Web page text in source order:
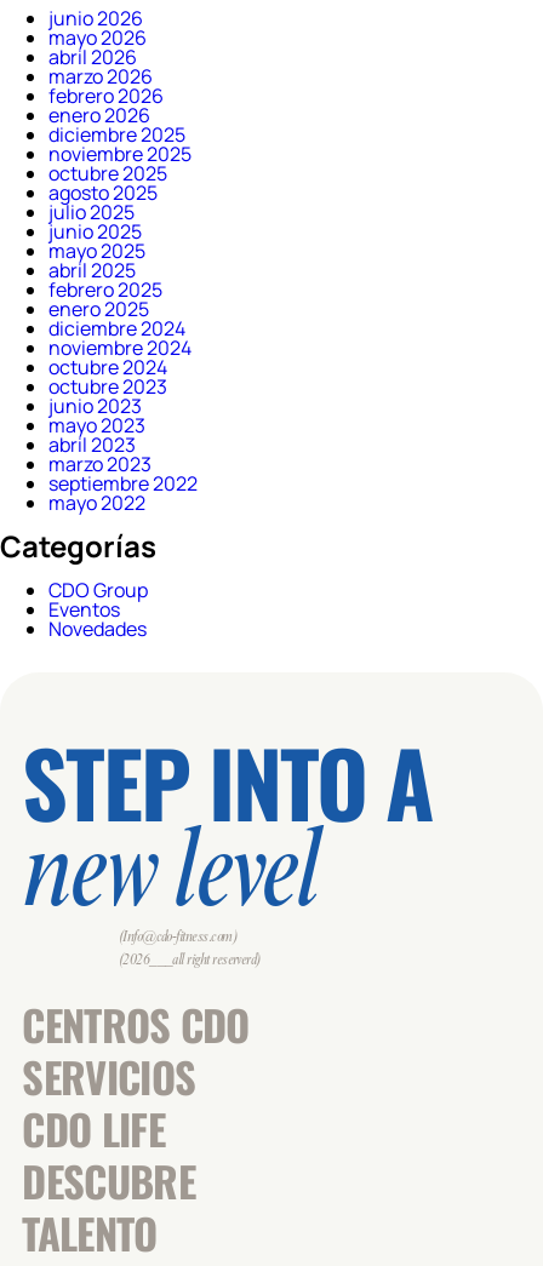
junio 2026
mayo 2026
abril 2026
marzo 2026
febrero 2026
enero 2026
diciembre 2025
noviembre 2025
octubre 2025
agosto 2025
julio 2025
junio 2025
mayo 2025
abril 2025
febrero 2025
enero 2025
diciembre 2024
noviembre 2024
octubre 2024
octubre 2023
junio 2023
mayo 2023
abril 2023
marzo 2023
septiembre 2022
mayo 2022
Categorías
CDO Group
Eventos
Novedades
STEP INTO A
new level
(Info@cdo-fitness.com)
(2026___all right reserverd)
CENTROS CDO
SERVICIOS
CDO LIFE
DESCUBRE
TALENTO